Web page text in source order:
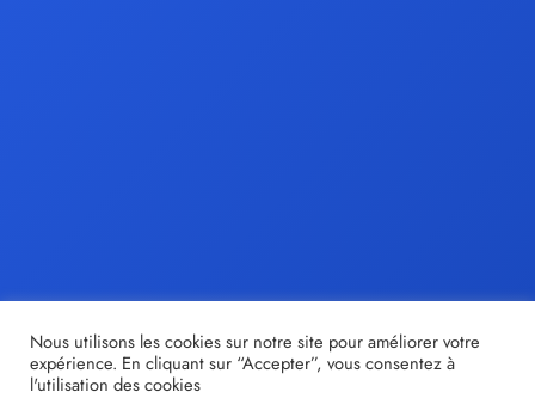
Nous utilisons les cookies sur notre site pour améliorer votre
expérience. En cliquant sur “Accepter”, vous consentez à
l'utilisation des cookies